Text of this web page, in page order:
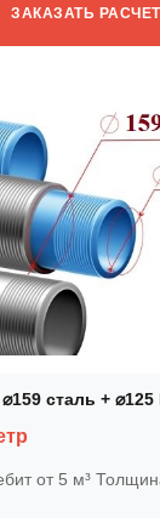
ЗАКАЗАТЬ РАСЧЕТ
сталь +
от 5 м³